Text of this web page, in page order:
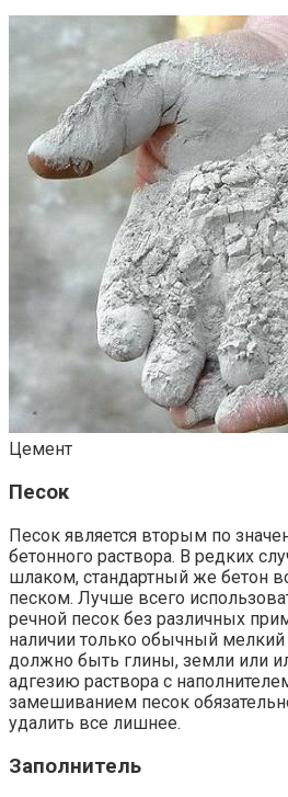
Цемент
Песок
Песок является вторым по
бетонного раствора. В редких
шлаком, стандартный же бетон
песком. Лучше всего
речной песок без различных
наличии только обычный
должно быть глины, земли или
адгезию раствора с
замешиванием песок
удалить все лишнее.
Заполнитель